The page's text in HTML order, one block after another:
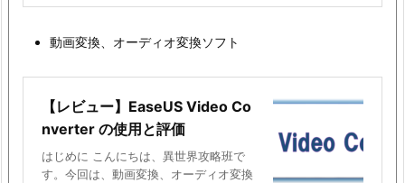
動画変換、オーディオ変換ソフト
【レビュー】EaseUS Video Co
nverter の使用と評価
はじめに こんにちは、異世界攻略班で
す。今回は、動画変換、オーディオ変換